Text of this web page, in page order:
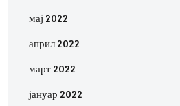
мај 2022
април 2022
март 2022
јануар 2022